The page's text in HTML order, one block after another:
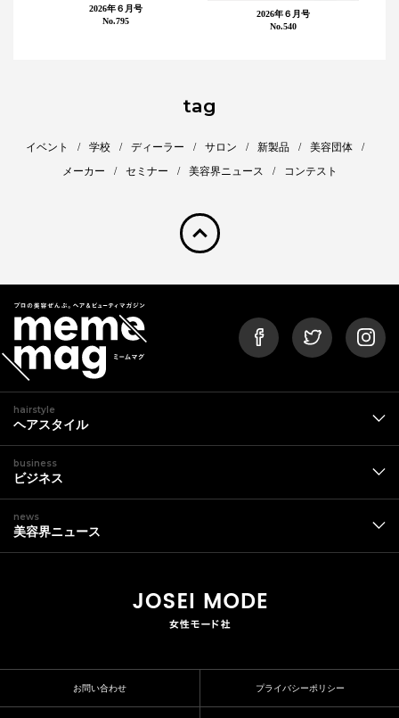
2026年６月号
No.795
2026年６月号
No.540
tag
イベント 学校 ディーラー サロン 新製品
美容団体
メーカー
セミナー 美容界ニュース コンテスト
pagetop
hairstyle
ヘアスタイル
business
ビジネス
news
美容界ニュース
お問い合わせ プライバシーポリシー